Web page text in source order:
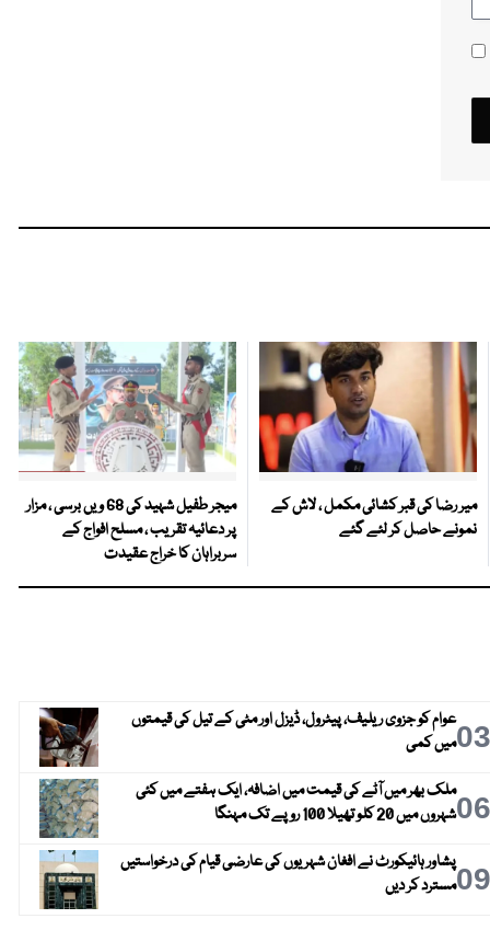
میر رضا کی قبر کشائی مکمل ، لاش کے
نمونے حاصل کر لئے گئے
میجر طفیل شہید کی 68 ویں برسی ، مزار
پر دعائیہ تقریب ، مسلح افواج کے
سربراہان کا خراج عقیدت
03عوام کو جزوی ریلیف، پیٹرول، ڈیزل اور مٹی کے تیل کی قیمتوں
میں کمی
06ملک بھر میں آٹے کی قیمت میں اضافہ، ایک ہفتے میں کئی
شہروں میں 20 کلو تھیلا 100 روپے تک مہنگا
09پشاور ہائیکورٹ نے افغان شہریوں کی عارضی قیام کی درخواستیں
مسترد کر دیں